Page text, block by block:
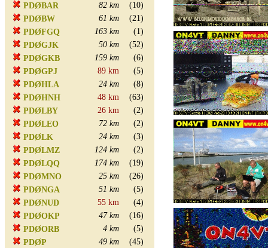
PDØBAR
82 km
(10)
PDØBW
61 km
(21)
PDØFGQ
163 km
(1)
PDØGJK
50 km
(52)
PDØGKB
159 km
(6)
PDØGPJ
89 km
(5)
PDØHLA
24 km
(8)
PDØHNH
48 km
(63)
PDØLBY
26 km
(2)
PDØLEO
72 km
(2)
PDØLK
24 km
(3)
PDØLMZ
124 km
(2)
PDØLQQ
174 km
(19)
PDØMNO
25 km
(26)
PDØNGA
51 km
(5)
PDØNUD
55 km
(4)
PDØOKP
47 km
(16)
PDØORB
4 km
(5)
PDØP
49 km
(45)